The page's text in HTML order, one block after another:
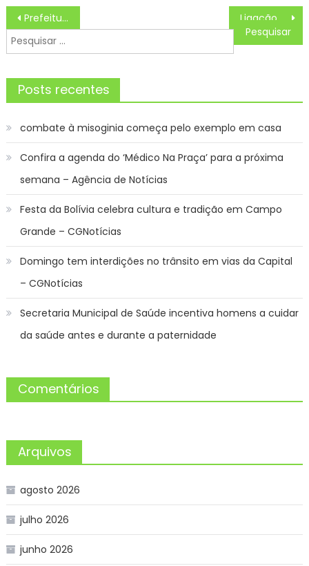
Navegação
de
Post
Prefeitura e OESG realizaram festa da Rainha e da Mini Rainha do Carnaval 2025 de Guaratinguetá – Prefeitura Estância Turística Guaratinguetá
Pesquisar
por:
Posts recentes
combate à misoginia começa pelo exemplo em casa
Confira a agenda do ‘Médico Na Praça’ para a próxima
semana – Agência de Notícias
Festa da Bolívia celebra cultura e tradição em Campo
Grande – CGNotícias
Domingo tem interdições no trânsito em vias da Capital
– CGNotícias
Secretaria Municipal de Saúde incentiva homens a cuidar
da saúde antes e durante a paternidade
Comentários
Arquivos
agosto 2026
julho 2026
junho 2026